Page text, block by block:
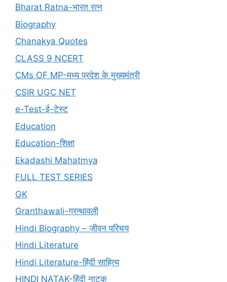
Bharat Ratna-भारत रत्न
Biography
Chanakya Quotes
CLASS 9 NCERT
CMs OF MP-मध्य प्रदेश के मुख्यमंत्री
CSIR UGC NET
e-Test-ई-टेस्ट
Education
Education-शिक्षा
Ekadashi Mahatmya
FULL TEST SERIES
GK
Granthawali-ग्रन्थावली
Hindi Biography – जीवन परिचय
Hindi Literature
Hindi Literature-हिंदी साहित्य
HINDI NATAK-हिंदी नाटक